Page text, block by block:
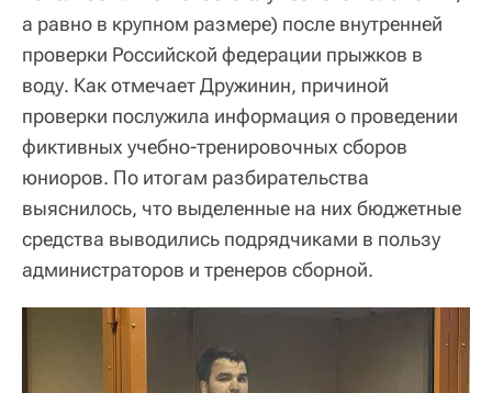
а равно в крупном размере) после внутренней
проверки Российской федерации прыжков в
воду. Как отмечает Дружинин, причиной
проверки послужила информация о проведении
фиктивных учебно-тренировочных сборов
юниоров. По итогам разбирательства
выяснилось, что выделенные на них бюджетные
средства выводились подрядчиками в пользу
администраторов и тренеров сборной.